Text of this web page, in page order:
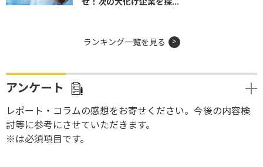
ランキング一覧を見る
アンケート
レポート・コラムの感想をお寄せください。今後の内容検
討等に参考にさせていただきます。
※は必須項目です。